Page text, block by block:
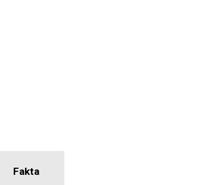
Fakta